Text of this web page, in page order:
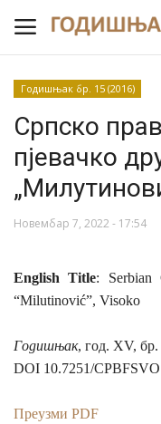
Насловна
ВИЈЕСТИ
О ЧАСОПИСУ
ЗА АУТОРЕ
РЕЦЕНЗИЈЕ
Годишњак бр. 15 (2016)
Српско
пјевачко
Новембар 7, 2022 - 17:54
English Title: Serbian
“Milutinović”, Visoko
Годишњак, год. ХV, бр.
DOI 10.7251/
Преузми PDF